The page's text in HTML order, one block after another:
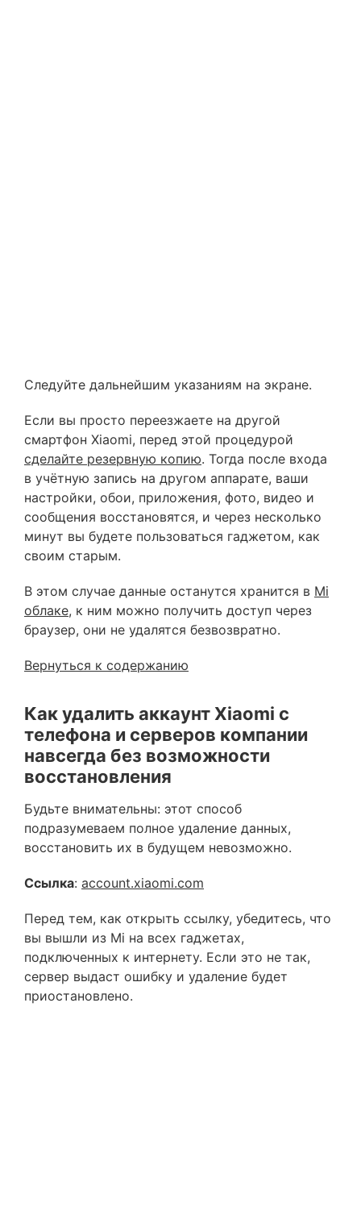
Следуйте дальнейшим указаниям на экране.
Если вы просто переезжаете на другой
смартфон Xiaomi, перед этой процедурой
сделайте резервную копию. Тогда после входа
в учётную запись на другом аппарате, ваши
настройки, обои, приложения, фото, видео и
сообщения восстановятся, и через несколько
минут вы будете пользоваться гаджетом, как
своим старым.
В этом случае данные останутся хранится в Mi
облаке, к ним можно получить доступ через
браузер, они не удалятся безвозвратно.
Вернуться к содержанию
Как удалить аккаунт Xiaomi с
телефона и серверов компании
навсегда без возможности
восстановления
Будьте внимательны: этот способ
подразумеваем полное удаление данных,
восстановить их в будущем невозможно.
Ссылка: account.xiaomi.com
Перед тем, как открыть ссылку, убедитесь, что
вы вышли из Mi на всех гаджетах,
подключенных к интернету. Если это не так,
сервер выдаст ошибку и удаление будет
приостановлено.